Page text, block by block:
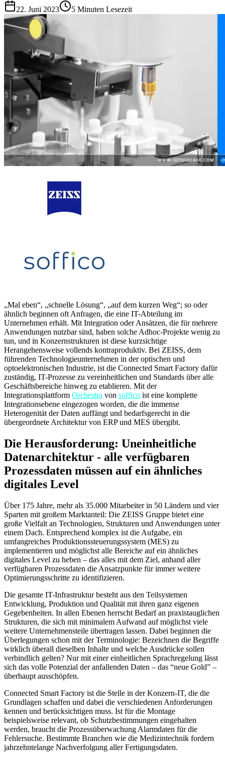
22. Juni 2023
5 Minuten Lesezeit
„Mal eben“, „schnelle Lösung“, „auf dem kurzen Weg“; so oder
ähnlich beginnen oft Anfragen, die eine IT-Abteilung im
Unternehmen erhält. Mit Integration oder Ansätzen, die für mehrere
Anwendungen nutzbar sind, haben solche Adhoc-Projekte wenig zu
tun, und in Konzernstrukturen ist diese kurzsichtige
Herangehensweise vollends kontraproduktiv. Bei ZEISS, dem
führenden Technologieunternehmen in der optischen und
optoelektronischen Industrie, ist die Connected Smart Factory dafür
zuständig, IT-Prozesse zu vereinheitlichen und Standards über alle
Geschäftsbereiche hinweg zu etablieren. Mit der
Integrationsplattform Orchestra von soffico ist eine komplette
Integrationsebene eingezogen worden, die die immense
Heterogenität der Daten auffängt und bedarfsgerecht in die
übergeordnete Architektur von ERP und MES übergibt.
Die Herausforderung: Uneinheitliche
Datenarchitektur - alle verfügbaren
Prozessdaten müssen auf ein ähnliches
digitales Level
Über 175 Jahre, mehr als 35.000 Mitarbeiter in 50 Ländern und vier
Sparten mit großem Marktanteil: Die ZEISS Gruppe bietet eine
große Vielfalt an Technologien, Strukturen und Anwendungen unter
einem Dach. Entsprechend komplex ist die Aufgabe, ein
umfangreiches Produktionssteuerungssystem (MES) zu
implementieren und möglichst alle Bereiche auf ein ähnliches
digitales Level zu heben – das alles mit dem Ziel, anhand aller
verfügbaren Prozessdaten die Ansatzpunkte für immer weitere
Optimierungsschritte zu identifizieren.
Die gesamte IT-Infrastruktur besteht aus den Teilsystemen
Entwicklung, Produktion und Qualität mit ihren ganz eigenen
Gegebenheiten. In allen Ebenen herrscht Bedarf an praxistauglichen
Strukturen, die sich mit minimalem Aufwand auf möglichst viele
weitere Unternehmensteile übertragen lassen. Dabei beginnen die
Überlegungen schon mit der Terminologie: Bezeichnen die Begriffe
wirklich überall dieselben Inhalte und welche Ausdrücke sollen
verbindlich gelten? Nur mit einer einheitlichen Sprachregelung lässt
sich das volle Potenzial der anfallenden Daten – das “neue Gold” –
überhaupt ausschöpfen.
Connected Smart Factory ist die Stelle in der Konzern-IT, die die
Grundlagen schaffen und dabei die verschiedenen Anforderungen
kennen und berücksichtigen muss. Ist für die Montage
beispielsweise relevant, ob Schutzbestimmungen eingehalten
werden, braucht die Prozessüberwachung Alarmdaten für die
Fehlersuche. Bestimmte Branchen wie die Medizintechnik fordern
jahrzehntelange Nachverfolgung aller Fertigungsdaten.